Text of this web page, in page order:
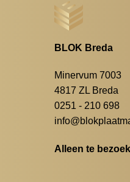
BLOK Breda
Minervum 7003
4817 ZL Breda
0251 - 210 698
Alleen te